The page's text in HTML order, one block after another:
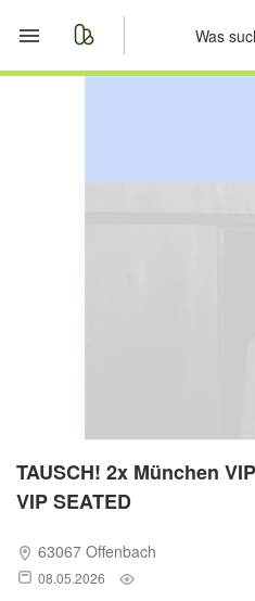
TAUSCH! 2x München
VIP SEATED
63067 Offenbach
08.05.2026